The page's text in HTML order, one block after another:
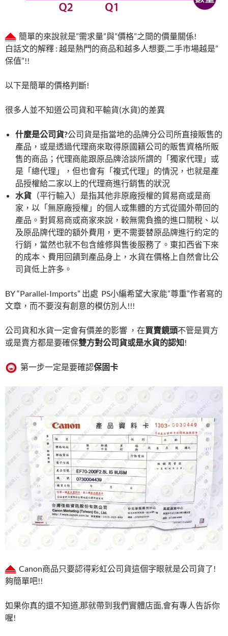
簡單的來說就是”需求量”與”價格”之間的價量關係!
白話文的解釋 : 越是熱門的商品和越多人想要,二手市場越是”
保值”!!
以下是簡單的價格判斷!
很多人並不知道公司貨和平輸貨(水貨)的差異
什麼是公司貨?公司貨是指當地的品牌分公司所直接販售的
產品，或是透過代理商來取得原國籍公司的販售資格所販
售的商品；代理商能跟原品牌洽談所謂的「獨家代理」或
是「總代理」，但也會有「複式代理」的情況，也就是產
品授權給二家以上的代理商進行銷售的狀況
水貨 （平行輸入）是指其他非原廠授權的貿易商或是商
家，以「無原廠授權」的個人或集體的方式從國外帶回的
產品。對貿易商或商家來說，較無需負擔的進口關稅、以
及原品牌代理的額外費用，更不需要替原品牌進行約定的
行銷，當然也就不包含維修與售後服務了。東扣西省下來
的成本、費用回饋到產品身上，水貨在價格上自然會比公
司貨低上許多。
BY “Parallel-Imports” 出處 PS小編希望大家能”尊重”作者寫的
文章，而不要沒有創意的模仿別人!!!
公司貨和水貨一定會有價差的影響 ，在買賣鏡頭不管是買方
或是賣方都是要確保雙方對公司貨或是水貨的認知!
第一步一定是要確認保固卡
Canon商品只要認得彩虹公司貨這個字眼就是公司貨了!
夠簡單吧!!
如果你真的還不知道,那就帶到我們實體店面,會有專人告訴你
喔!